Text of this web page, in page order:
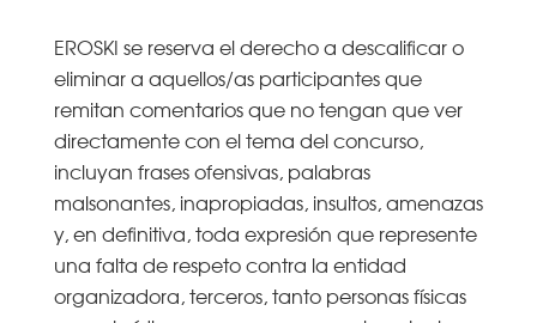
EROSKI se reserva el derecho a descalificar o
eliminar a aquellos/as participantes que
remitan comentarios que no tengan que ver
directamente con el tema del concurso,
incluyan frases ofensivas, palabras
malsonantes, inapropiadas, insultos, amenazas
y, en definitiva, toda expresión que represente
una falta de respeto contra la entidad
organizadora, terceros, tanto personas físicas